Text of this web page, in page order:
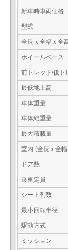
新車時車両価格
型式
全長ｘ全幅ｘ全
ホイールベース
前トレッド/後ト
最低地上高
車体重量
車体総重量
最大積載量
室内 (全長ｘ全
ドア数
乗車定員
シート列数
最小回転半径
駆動方式
ミッション